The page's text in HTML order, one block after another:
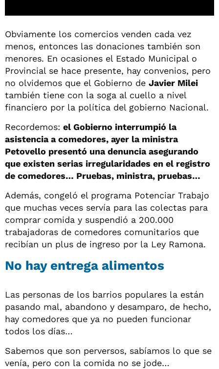
Obviamente los comercios venden cada vez
menos, entonces las donaciones también son
menores. En ocasiones el Estado Municipal o
Provincial se hace presente, hay convenios, pero
no olvidemos que el Gobierno de Javier Milei
también tiene con la soga al cuello a nivel
financiero por la política del gobierno Nacional.
Recordemos: el Gobierno interrumpió la
asistencia a comedores, ayer la ministra
Petovello presentó una denuncia asegurando
que existen serias irregularidades en el registro
de comedores… Pruebas, ministra, pruebas…
Además, congeló el programa Potenciar Trabajo
que muchas veces servía para las colectas para
comprar comida y suspendió a 200.000
trabajadoras de comedores comunitarios que
recibían un plus de ingreso por la Ley Ramona.
No hay entrega alimentos
Las personas de los barrios populares la están
pasando mal, abandono y desamparo, de hecho,
hay comedores que ya no pueden funcionar
todos los días…
Sabemos que son perversos, sabíamos lo que se
venía, pero con la comida no se jode…